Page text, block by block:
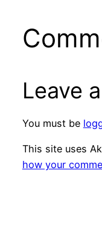
Leave
You must be
This site uses
how your